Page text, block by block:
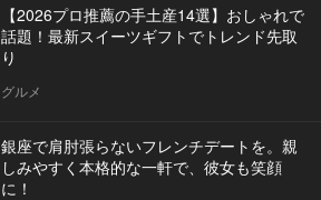
【2026プロ推薦の手土産14選】おしゃれで
話題！最新スイーツギフトでトレンド先取
り
グルメ
銀座で肩肘張らないフレンチデートを。親
しみやすく本格的な一軒で、彼女も笑顔
に！